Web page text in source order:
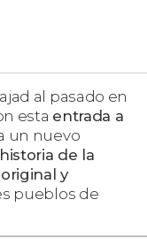
al pasado en
esta entrada a
un nuevo
de la
y
pueblos de